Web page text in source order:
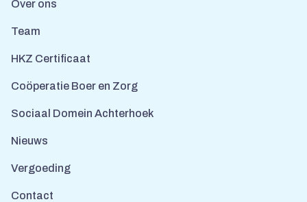
Over ons
Team
HKZ Certificaat
Coöperatie Boer en Zorg
Sociaal Domein Achterhoek
Nieuws
Vergoeding
Contact